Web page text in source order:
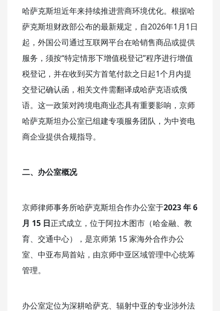
哈萨克斯坦近年来持续推进营商环境优化。根据哈
萨克斯坦财政部公布的最新规定，自2026年1月1日
起，外国公司通过互联网平台在哈销售商品或提供
服务，须按“特定情形下增值税登记”程序进行增值
税登记，并在收到买方首笔付款之日起1个月内提
交登记确认函，相关文件需翻译成哈萨克语或俄
语。这一政策对跨境电商业态具有重要影响，京师
哈萨克斯坦办公室已组建专项服务团队，为中资电
商企业提供合规指导。
二、办公室概况
京师律师事务所哈萨克斯坦合作办公室于2023 年 6
月 15 日正式成立，位于阿拉木图市（哈金融、教
育、交通中心），是京师第 15 家海外合作办公
室、中亚布局首站，由京师中亚区域管理中心统筹
管理。
办公室定位为深耕哈萨克、辐射中亚的专业涉外法